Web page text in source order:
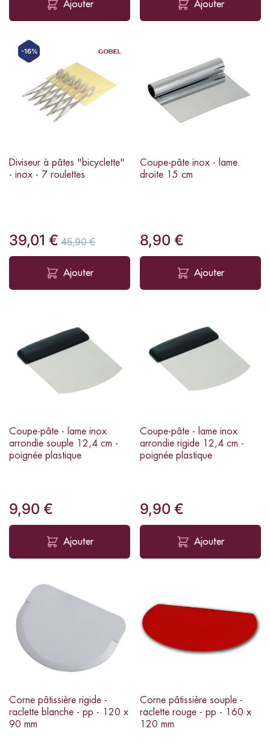
Ajouter Ajouter
-16%
Diviseur à pâtes "bicyclette"
- inox - 7 roulettes
39,01 € 45,90 €
Ajouter
Coupe-pâte inox - lame
droite 15 cm
8,90 €
Ajouter
Coupe-pâte - lame inox
arrondie souple 12,4 cm -
poignée plastique
9,90 €
Ajouter
Coupe-pâte - lame inox
arrondie rigide 12,4 cm -
poignée plastique
9,90 €
Ajouter
Corne pâtissière rigide -
raclette blanche - pp - 120 x
90 mm
Corne pâtissière souple -
raclette rouge - pp - 160 x
120 mm